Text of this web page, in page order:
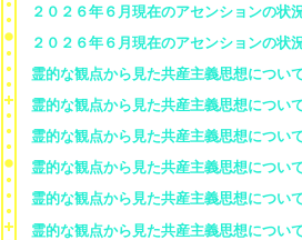
２０２６年６月現在のアセンションの
２０２６年６月現在のアセンションの
霊的な観点から見た共産主義思想につ
霊的な観点から見た共産主義思想につ
霊的な観点から見た共産主義思想につ
霊的な観点から見た共産主義思想につ
霊的な観点から見た共産主義思想につ
霊的な観点から見た共産主義思想につい